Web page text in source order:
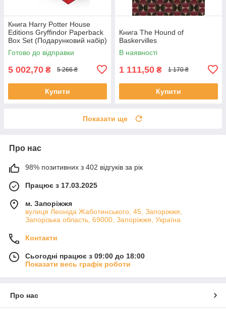
Книга Harry Potter House
Editions Gryffindor Paperback
Box Set (Подарунковий набір)
Готово до відправки
5 002,70 ₴ 5 266 ₴
Купити
Книга The Hound of
Baskervilles
В наявності
1 111,50 ₴ 1 170 ₴
Купити
Показати ще
Про нас
98% позитивних з 402 відгуків за рік
Працює з 17.03.2025
м. Запоріжжя
вулиця Леоніда Жаботинського, 45, Запоріжжя,
Запорізька область, 69000, Запоріжжя, Україна
Контакти
Сьогодні працює з 09:00 до 18:00
Показати весь графік роботи
Про нас